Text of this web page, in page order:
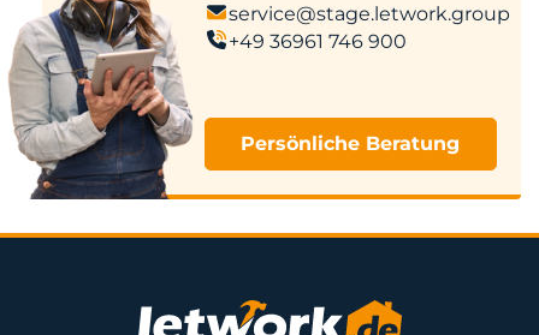
service@stage.letwork.group
+49 36961 746 900
Persönliche Beratung